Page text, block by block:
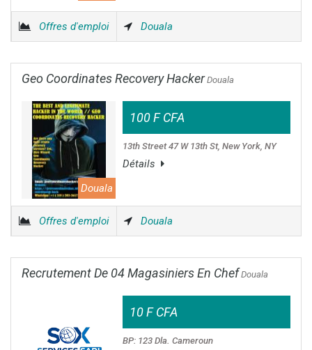
Offres d'emploi Douala
Geo Coordinates Recovery HackerDouala
Douala
100 F CFA
13th Street 47 W 13th St, New York, NY
Détails
Offres d'emploi Douala
Recrutement De 04 Magasiniers En ChefDouala
10 F CFA
BP: 123 Dla. Cameroun